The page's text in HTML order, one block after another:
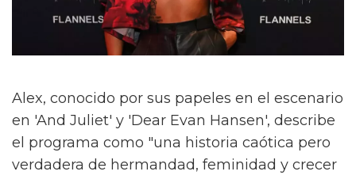
Alex, conocido por sus papeles en el escenario
en 'And Juliet' y 'Dear Evan Hansen', describe
el programa como "una historia caótica pero
verdadera de hermandad, feminidad y crecer